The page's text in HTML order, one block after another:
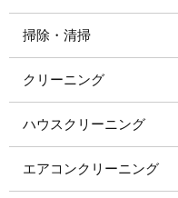
掃除・清掃
クリーニング
ハウスクリーニング
エアコンクリーニング